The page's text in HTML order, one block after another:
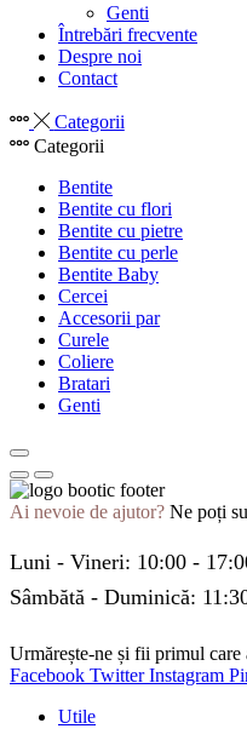
Genti
Întrebări frecvente
Despre noi
Contact
Categorii
Categorii
Bentite
Bentite cu flori
Bentite cu pietre
Bentite cu perle
Bentite Baby
Cercei
Accesorii par
Curele
Coliere
Bratari
Genti
Ai nevoie de ajutor? Ne poți
Luni - Vineri: 10:00 -
Sâmbătă - Duminică:
Urmărește-ne și fii primul care
Facebook Twitter Instagram
Utile